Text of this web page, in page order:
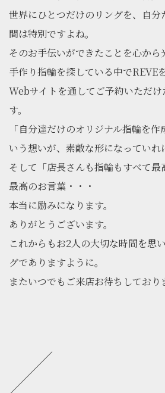
世界にひとつだけのリングを、自分
間は特別ですよね。
そのお手伝いができたことを心から
手作り指輪を探している中でREVE
Webサイトを通してご予約いただ
す。
「自分達だけのオリジナル指輪を
いう想いが、素敵な形になっていれ
そして「店長さんも指輪もすべて最
最高のお言葉・・・
本当に励みになります。
ありがとうございます。
これからもお2人の大切な時間を思
グでありますように。
またいつでもご来店お待ちしており